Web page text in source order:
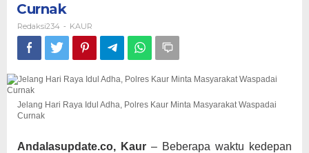
Waspadai
Curnak
Curnak
Redaksi234 - KAUR
Jelang Hari Raya Idul Adha, Polres Kaur Minta Masyarakat Waspadai
Curnak
Andalasupdate.co, Kaur – Beberapa waktu kedepan